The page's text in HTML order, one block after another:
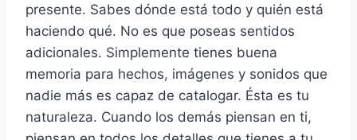
presente. Sabes dónde está todo y quién está
haciendo qué. No es que poseas sentidos
adicionales. Simplemente tienes buena
memoria para hechos, imágenes y sonidos que
nadie más es capaz de catalogar. Ésta es tu
naturaleza. Cuando los demás piensan en ti,